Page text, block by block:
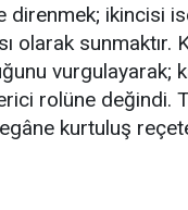
direnmek; ikincisi
olarak sunmaktır.
vurgulayarak;
rolüne değindi.
kurtuluş